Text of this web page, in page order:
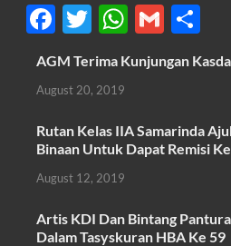
F
ac
e
b
o
o
k
T
w
itt
er
W
h
at
A
p
G
ail
h
ar
AGM Terima Kunjungan
August 20, 2019
Rutan Kelas IIA Samarinda
Binaan Untuk Dapat Remisi
August 12, 2019
Artis KDI Dan Bintang
Dalam Tasyskuran HBA Ke 59